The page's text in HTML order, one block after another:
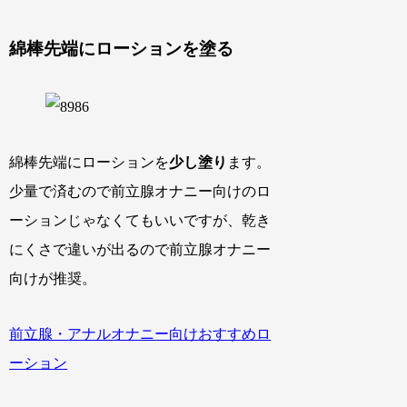
綿棒先端にローションを塗る
綿棒先端にローションを少し塗り ます。
少量で済むので前立腺オナニー向けのロ
ーションじゃなくてもいいですが、乾き
にくさで違いが出るので前立腺オナニー
向けが推奨。
前立腺・アナルオナニー向けおすすめロ
ーション